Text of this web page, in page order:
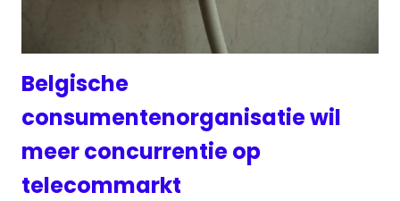
Belgische
consumentenorganisatie wil
meer concurrentie op
telecommarkt